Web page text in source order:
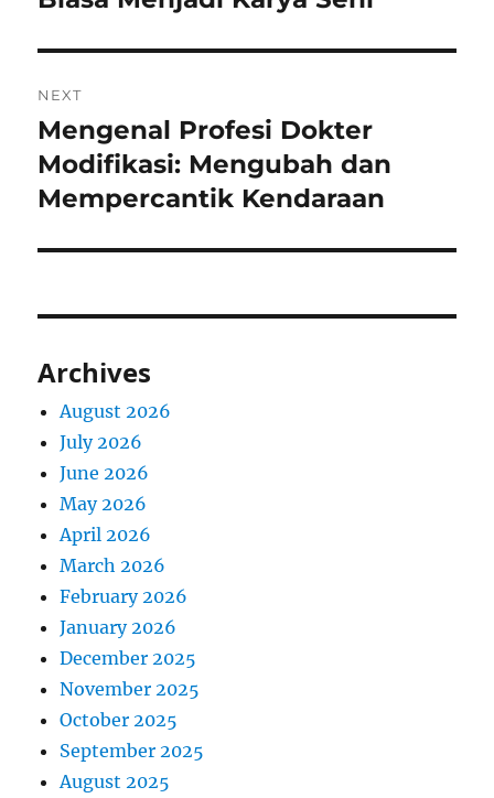
NEXT
Next
post:
Mengenal Profesi Dokter
Modifikasi: Mengubah dan
Mempercantik Kendaraan
Archives
August 2026
July 2026
June 2026
May 2026
April 2026
March 2026
February 2026
January 2026
December 2025
November 2025
October 2025
September 2025
August 2025